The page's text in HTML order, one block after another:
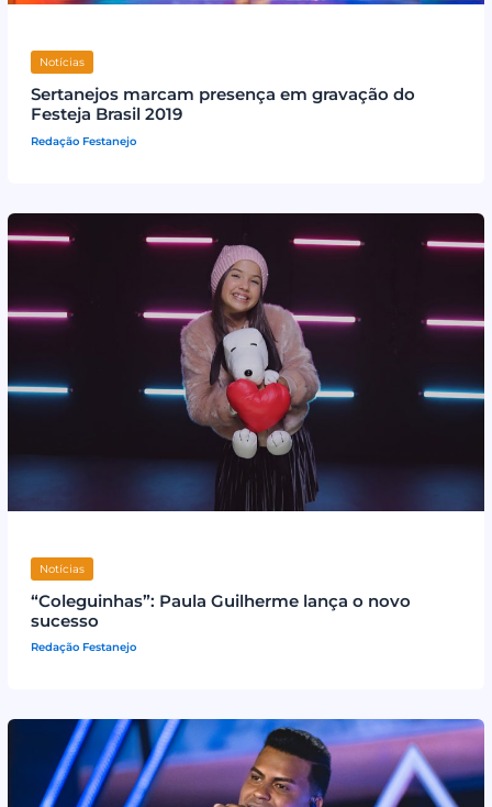
Notícias
Sertanejos marcam presença em gravação do
Festeja Brasil 2019
Redação Festanejo
Notícias
“Coleguinhas”: Paula Guilherme lança o novo
sucesso
Redação Festanejo